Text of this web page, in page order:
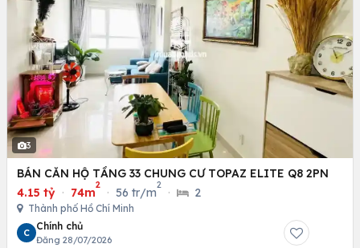
3
BÁN CĂN HỘ TẦNG 33 CHUNG CƯ TOPAZ ELITE Q8 2PN
4.15 tỷ · 74m
2
· 56 tr/m
2
· 2
Thành phố Hồ Chí Minh
C
Chính chủ
Đăng 28/07/2026